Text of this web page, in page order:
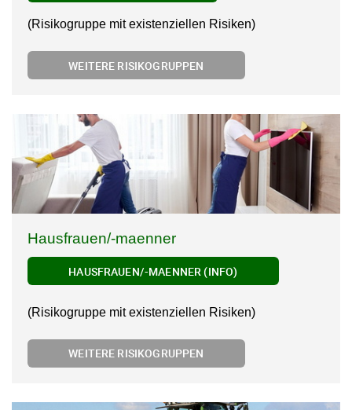
(Risikogruppe mit existenziellen Risiken)
WEITERE RISIKOGRUPPEN
Hausfrauen/-maenner
HAUSFRAUEN/-MAENNER (INFO)
(Risikogruppe mit existenziellen Risiken)
WEITERE RISIKOGRUPPEN